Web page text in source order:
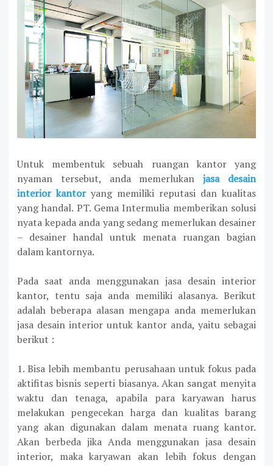
Untuk membentuk sebuah ruangan kantor yang
nyaman tersebut, anda memerlukanjasa desain
interior kantoryang memiliki reputasi dan kualitas
yang handal. PT. Gema Intermulia memberikan solusi
nyata kepada anda yang sedang memerlukan desainer
– desainer handal untuk menata ruangan bagian
dalam kantornya.
Pada saat anda menggunakan jasa desain interior
kantor, tentu saja anda memiliki alasanya. Berikut
adalah beberapa alasan mengapa anda memerlukan
jasa desain interior untuk kantor anda, yaitu sebagai
berikut :
1. Bisa lebih membantu perusahaan untuk fokus pada
aktifitas bisnis seperti biasanya. Akan sangat menyita
waktu dan tenaga, apabila para karyawan harus
melakukan pengecekan harga dan kualitas barang
yang akan digunakan dalam menata ruang kantor.
Akan berbeda jika Anda menggunakan jasa desain
interior, maka karyawan akan lebih fokus dengan